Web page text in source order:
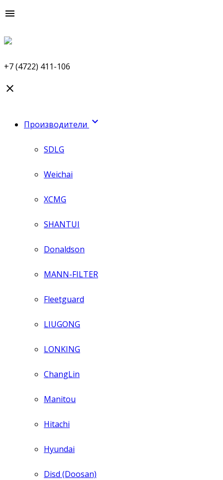

+7 (4722) 411-106

Производители 
SDLG
Weichai
XCMG
SHANTUI
Donaldson
MANN-FILTER
Fleetguard
LIUGONG
LONKING
ChangLin
Manitou
Hitachi
Hyundai
Disd (Doosan)